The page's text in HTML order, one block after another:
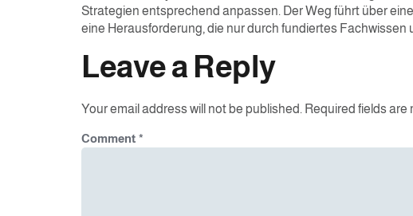
Strategien entsprechend anpassen. Der Weg führt über
eine Herausforderung, die nur durch fundiertes
Leave a Reply
Your email address will not be published. Required fields are
Comment *